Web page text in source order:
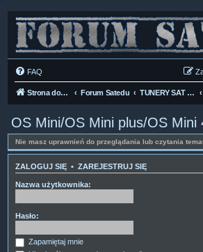
FAQ
Strona domowa Forum Satedu TUNERY SAT HD-LINUX
OS Mini/OS Mini plus/OS Mini
Nie masz uprawnień do przeglądania lub czytania
ZALOGUJ SIĘ • ZAREJESTRUJ SIĘ
Nazwa użytkownika:
Hasło:
Zapamiętaj mnie